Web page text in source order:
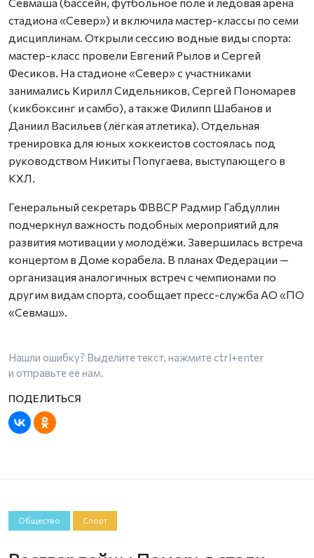
стадиона «Север») и включила мастер-классы по семи
дисциплинам. Открыли сессию водные виды спорта:
мастер-класс провели Евгений Рылов и Сергей
Фесиков. На стадионе «Север» с участниками
занимались Кирилл Сидельников, Сергей Пономарев
(кикбоксинг и самбо), а также Филипп Шабанов и
Даниил Васильев (лёгкая атлетика). Отдельная
тренировка для юных хоккеистов состоялась под
руководством Никиты Попугаева, выступающего в
КХЛ.
Генеральный секретарь ФВВСР Радмир Габдуллин
подчеркнул важность подобных мероприятий для
развития мотивации у молодёжи. Завершилась встреча
концертом в Доме корабела. В планах Федерации —
организация аналогичных встреч с чемпионами по
другим видам спорта, сообщает пресс-служба АО «ПО
«Севмаш».
Нашли ошибку? Выделите текст, нажмите ctrl+enter
и отправьте ее нам.
Общество Спорт